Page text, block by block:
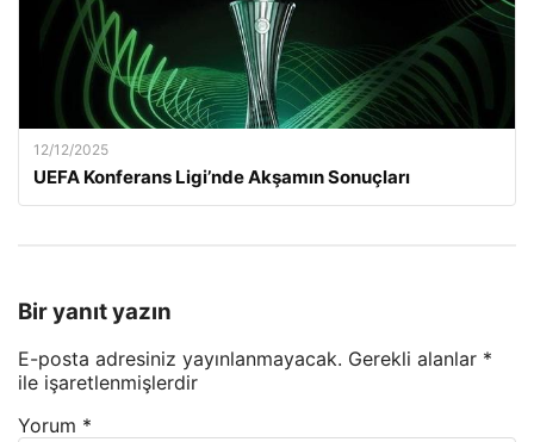
12/12/2025
UEFA Konferans Ligi’nde Akşamın Sonuçları
Bir yanıt yazın
E-posta adresiniz yayınlanmayacak. Gerekli alanlar *
ile işaretlenmişlerdir
Yorum *